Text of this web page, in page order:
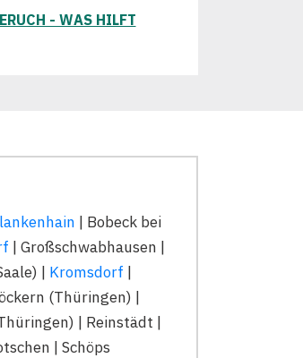
- WAS HILFT
| Bobeck bei
| Großschwabhausen |
| Kromsdorf |
(Thüringen) |
| Reinstädt |
| Schöps